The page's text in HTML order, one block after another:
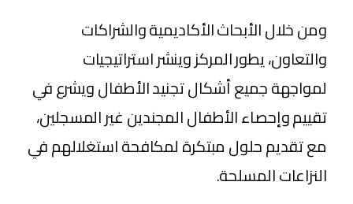
ومن خلال الأبحاث الأكاديمية والشراكات
والتعاون، يطور المركز وينشر استراتيجيات
لمواجهة جميع أشكال تجنيد الأطفال ويشرع في
تقييم وإحصاء الأطفال المجندين غير المسجلين،
مع تقديم حلول مبتكرة لمكافحة استغلالهم في
النزاعات المسلحة.